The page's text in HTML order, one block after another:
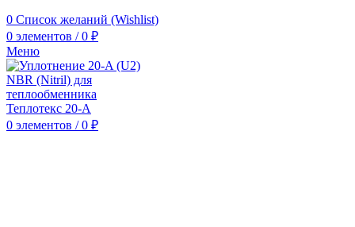
0 Список желаний (Wishlist)
0 элементов / 0 ₽
Меню
0 элементов / 0 ₽